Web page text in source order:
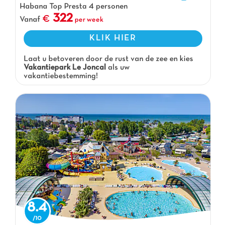
Habana Top Presta 4 personen
Vanaf
322 per week
KLIK HIER
Laat u betoveren door de rust van de zee en kies
Vakantiepark Le Joncal als uw
vakantiebestemming!
8.4